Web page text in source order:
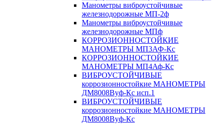
Манометры виброустойчивые
железнодорожные МП-2ф
Манометры виброустойчивые
железнодорожные МПф
КОРРОЗИОННОСТОЙКИЕ
МАНОМЕТРЫ МП3АФ-Кс
КОРРОЗИОННОСТОЙКИЕ
МАНОМЕТРЫ МП4Аф-Кс
ВИБРОУСТОЙЧИВЫЕ
коррозионностойкие МАНОМЕТРЫ
ДМ8008Вуф-Кс исп.1
ВИБРОУСТОЙЧИВЫЕ
коррозионностойкие МАНОМЕТРЫ
ДМ8008Вуф-Кс